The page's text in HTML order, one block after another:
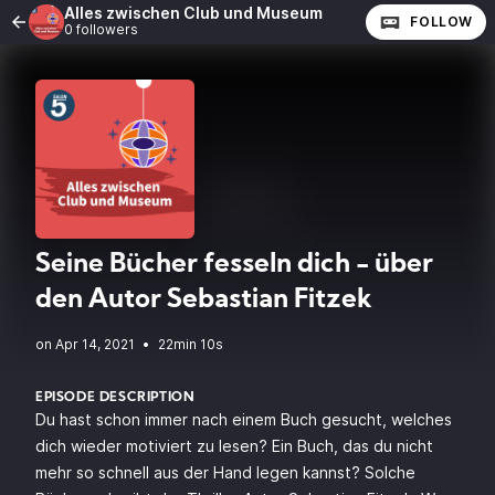
Alles zwischen Club und Museum
0 followers FOLLOW
Seine Bücher fesseln dich - über
den Autor Sebastian Fitzek
• 22min 10s
EPISODE DESCRIPTION
Du hast schon immer nach einem Buch gesucht, welches
dich wieder motiviert zu lesen? Ein Buch, das du nicht
mehr so schnell aus der Hand legen kannst? Solche